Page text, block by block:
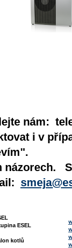
nám:
i v
názorech.
ESEL
kotlů